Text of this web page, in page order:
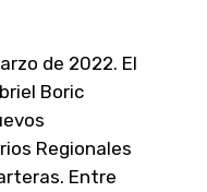
de 2022. El
Boric
Regionales
Entre